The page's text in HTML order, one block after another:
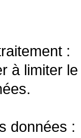
:
à limiter le
données :